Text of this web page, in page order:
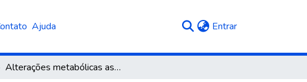
Ajuda Entrar(current)
Alterações metabólicas associadas ao uso de anticoncepcionais hormonais e suas implicações na saúde da mulher